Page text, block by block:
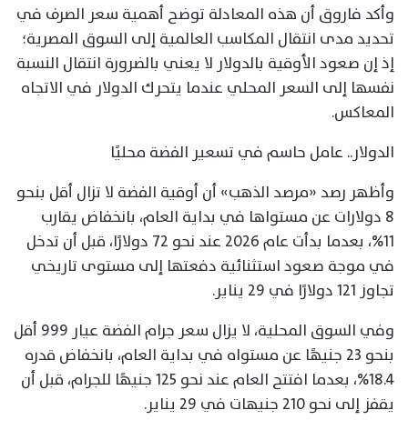
وأكد فاروق أن هذه المعادلة توضح أهمية سعر الصرف في
تحديد مدى انتقال المكاسب العالمية إلى السوق المصرية؛
إذ إن صعود الأوقية بالدولار لا يعني بالضرورة انتقال النسبة
نفسها إلى السعر المحلي عندما يتحرك الدولار في الاتجاه
المعاكس.
الدولار.. عامل حاسم في تسعير الفضة محليًا
وأظهر رصد «مرصد الذهب» أن أوقية الفضة لا تزال أقل بنحو
8 دولارات عن مستواها في بداية العام، بانخفاض يقارب
11%، بعدما بدأت عام 2026 عند نحو 72 دولارًا، قبل أن تدخل
في موجة صعود استثنائية دفعتها إلى مستوى تاريخي
تجاوز 121 دولارًا في 29 يناير.
وفي السوق المحلية، لا يزال سعر جرام الفضة عيار 999 أقل
بنحو 23 جنيهًا عن مستواه في بداية العام، بانخفاض قدره
18.4%، بعدما افتتح العام عند نحو 125 جنيهًا للجرام، قبل أن
يقفز إلى نحو 210 جنيهات في 29 يناير.